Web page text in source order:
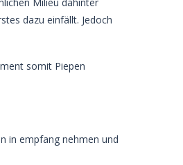
dazu einfällt. Jedoch
somit Piepen
in empfang nehmen und